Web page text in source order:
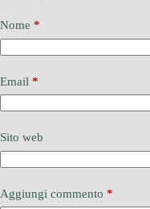
Nome *
Email *
Sito web
Aggiungi commento *